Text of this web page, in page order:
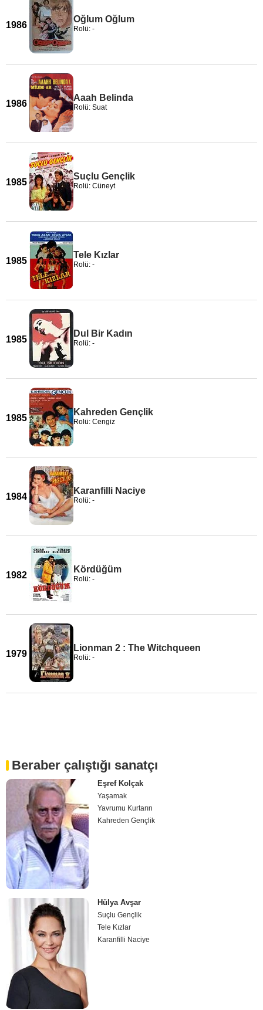
1986
Oğlum Oğlum
Rolü: -
1986
Aaah Belinda
Rolü: Suat
1985
Suçlu Gençlik
Rolü: Cüneyt
1985
Tele Kızlar
Rolü: -
1985
Dul Bir Kadın
Rolü: -
1985
Kahreden Gençlik
Rolü: Cengiz
1984
Karanfilli Naciye
Rolü: -
1982
Kördüğüm
Rolü: -
1979
Lionman 2 : The Witchqueen
Rolü: -
Beraber çalıştığı sanatçı
Eşref Kolçak
Yaşamak
Yavrumu Kurtarın
Kahreden Gençlik
Hülya Avşar
Suçlu Gençlik
Tele Kızlar
Karanfilli Naciye